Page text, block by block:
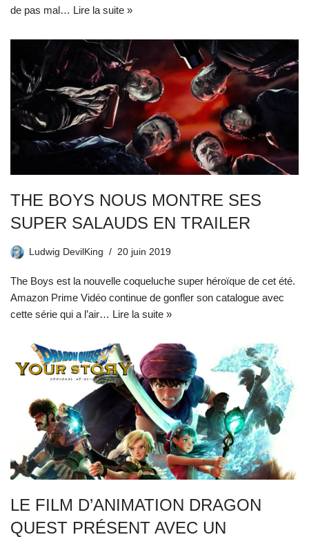
de pas mal… Lire la suite »
THE BOYS NOUS MONTRE SES
SUPER SALAUDS EN TRAILER
Ludwig DevilKing 20 juin 2019
The Boys est la nouvelle coqueluche super héroïque de cet été.
Amazon Prime Vidéo continue de gonfler son catalogue avec
cette série qui a l’air… Lire la suite »
LE FILM D’ANIMATION DRAGON
QUEST PRÉSENT AVEC UN